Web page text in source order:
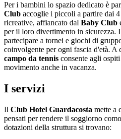
Per i bambini lo spazio dedicato è
Club accoglie i piccoli a partire dai
ricreative, affiancato dal Baby Club
per il loro divertimento in sicurezza.
partecipare a tornei e giochi di
coinvolgente per ogni fascia d'età.
campo da tennis consente agli
movimento anche in vacanza.
I servizi
Il Club Hotel Guardacosta mette a
pensati per rendere il soggiorno
dotazioni della struttura si trovano: